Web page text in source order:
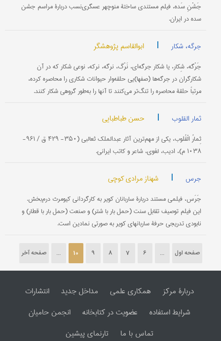
جَشْنِ سَده، فیلم مستندی ساختۀ منوچهر عسگری‌نسب دربارۀ مراسم جشن
سده در ایران.
جرگه، شکار | ابوالقاسم پژوهشگر
جَرْگه، شِکار، یا شکار جرگه‌ای، نَرْگ، نرگه، نرکه، نوعی شکار که در آن
شکارگران در جرگه‌ها (صفها)یی حلقه‌‌وار حیوانات شکاری را محاصره کرده،
مرتباً حلقۀ محاصره را تنگ‌تر می‌کنند تا آنها را به‌طور گروهی شکار ‌کنند.
ثمار القلوب | حسن طباطبایی
ثِمارُ الْقُلوب، یکی از مهم‌ترین آثار عبدالملک ثعالبی (۳۵۰- ۴۲۹ ق / ۹۶۱-
۱۰۳۸ م)، ادیب، لغوی، شاعر و کاتب ایرانی.
جرس | شهناز مرادی کوچی
جَرَس، فیلمی مستند دربارۀ ساربانان كویر به كارگردانی كیومرث درم‌بخش.
این فیلم توصیف تقابل سنت (حمل بار با شتر) و صنعت (حمل بار با قطار) و
نابودی تدریجی حرفۀ ساربانهای كویر به صورتی نمادین است.
صفحه اول ...
6
7
8
9
10
... صفحه آخر
دربارۀ مرکز همکاری علمی مداخل جدید
انتشارات
شرایط استفاده
عضویت در کتابخانه
انجمن حامیان
تماس با ما
تارنمای پیشین